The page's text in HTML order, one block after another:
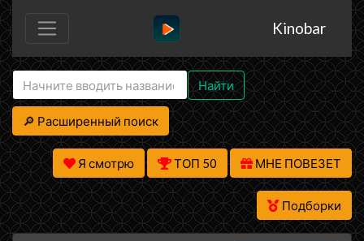
Kinobar
Найти
🔎 Расширенный поиск
Я смотрю ТОП 50 МНЕ ПОВЕЗЕТ
Подборки